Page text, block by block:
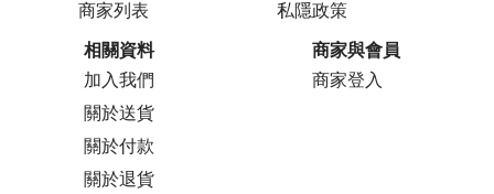
商家列表
私隱政策
相關資料
加入我們
關於送貨
關於付款
關於退貨
商家與會員
商家登入